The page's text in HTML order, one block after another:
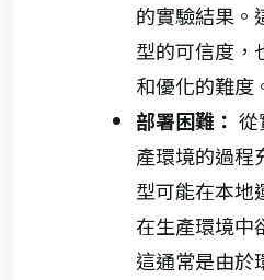
的實驗結果。
型的可信度，
和優化的難度
部署困難： 從
產環境的過程
型可能在本地
在生產環境中
這通常是由於